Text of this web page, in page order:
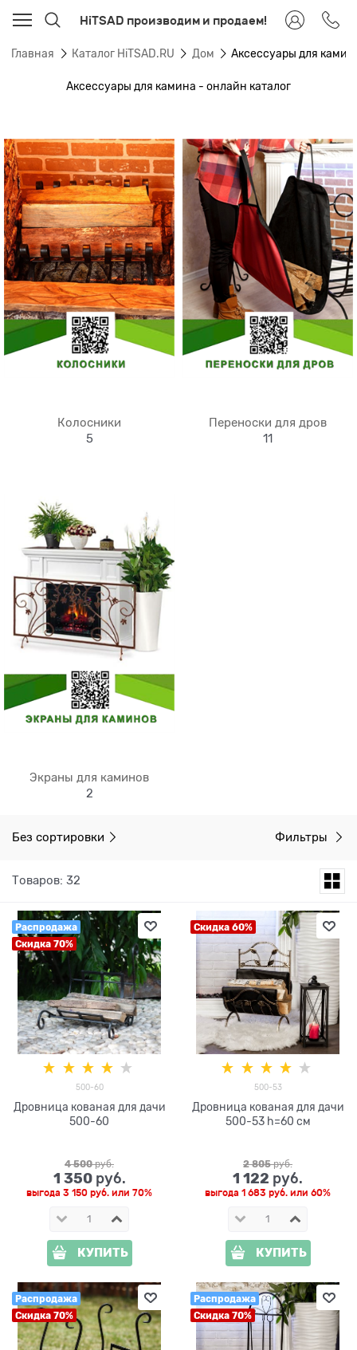
HiTSAD производим и продаем!
Главная Каталог HiTSAD.RU Дом Аксессуары для
Аксессуары для камина - онлайн каталог
Колосники
5
Переноски для дров
11
Экраны для каминов
2
Без сортировки Фильтры
Товаров: 32
Распродажа
Скидка 70%
500-60
Дровница кованая для дачи
500-60
4 500 руб.
1 350 руб.
выгода 3 150 руб. или 70%
КУПИТЬ
Скидка 60%
500-53
Дровница кованая для дачи
500-53 h=60 см
2 805 руб.
1 122 руб.
выгода 1 683 руб. или 60%
КУПИТЬ
Распродажа
Скидка 70%
Распродажа
Скидка 70%